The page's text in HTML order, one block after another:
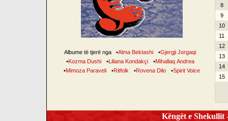
Albume të tjerë nga •Alma Bektashi •Gjergji Jorgaqi
•Kozma Dushi •Liliana Kondakçi •Mihallaq Andrea
•Mimoza Paraveli •Ritfolk •Rovena Dilo •Spirit Voice
8
9
10
11
12
13
14
15
Këngët e